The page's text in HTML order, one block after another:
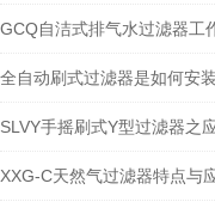
SLVY手摇刷式Y型过滤器之
XXG-C天然气过滤器特点与